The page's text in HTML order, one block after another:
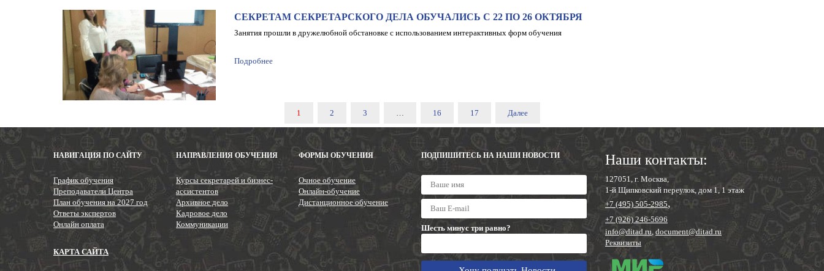
СЕКРЕТАМ СЕКРЕТАРСКОГО ДЕЛА ОБУЧАЛИСЬ С 22 ПО 26 ОКТЯБРЯ
Занятия прошли в дружелюбной обстановке с использованием интерактивных форм обучения
Подробнее
записей
1 2 3 … 16 17 Далее
НАВИГАЦИЯ ПО САЙТУ
График обучения
Преподаватели Центра
План обучения на 2027 год
Ответы экспертов
Онлайн оплата
НАПРАВЛЕНИЯ ОБУЧЕНИЯ
Курсы секретарей и бизнес-
ассистентов
Архивное дело
Кадровое дело
Коммуникации
ФОРМЫ ОБУЧЕНИЯ
Очное обучение
Онлайн-обучение
Дистанционное обучение
КАРТА САЙТА
ПОДПИШИТЕСЬ НА НАШИ НОВОСТИ
Шесть минус три равно?
Наши контакты:
127051, г. Москва,
1-й Щипковский переулок, дом 1, 1 этаж
+7 (495) 505-2985,
+7 (926) 246-5696
info@ditad.ru, document@ditad.ru
Реквизиты